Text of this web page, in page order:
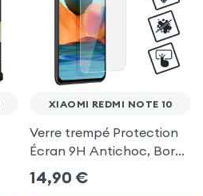
XIAOMI REDMI NOTE 10
Verre trempé Protection
Écran 9H Antichoc, Bords
Biseautés - Transparent
pour Xiaomi Redmi Note
14,90 €